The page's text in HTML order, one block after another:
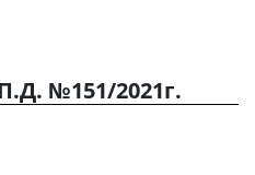
№151/2021г.